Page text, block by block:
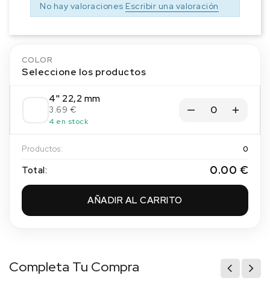
No hay valoraciones Escribir una valoración
COLOR
Seleccione los productos
4'' 22,2 mm
3.69 €
4 en stock
Productos: 0
Total: 0.00 €
AÑADIR AL CARRITO
Completa Tu Compra